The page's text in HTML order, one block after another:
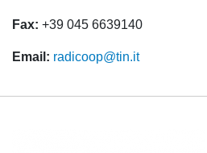
Fax: +39 045 6639140
Email: radicoop@tin.it